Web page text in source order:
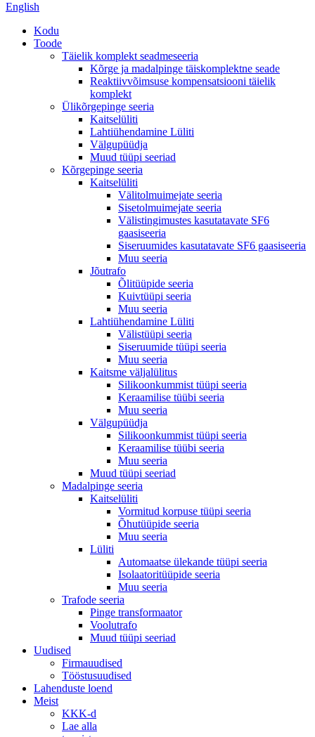
English
Kodu
Toode
Täielik komplekt seadmeseeria
Kõrge ja madalpinge täiskomplektne seade
Reaktiivvõimsuse kompensatsiooni täielik
komplekt
Ülikõrgepinge seeria
Kaitselüliti
Lahtiühendamine Lüliti
Välgupüüdja
Muud tüüpi seeriad
Kõrgepinge seeria
Kaitselüliti
Välitolmuimejate seeria
Sisetolmuimejate seeria
Välistingimustes kasutatavate SF6
gaasiseeria
Siseruumides kasutatavate SF6 gaasiseeria
Muu seeria
Jõutrafo
Õlitüüpide seeria
Kuivtüüpi seeria
Muu seeria
Lahtiühendamine Lüliti
Välistüüpi seeria
Siseruumide tüüpi seeria
Muu seeria
Kaitsme väljalülitus
Silikoonkummist tüüpi seeria
Keraamilise tüübi seeria
Muu seeria
Välgupüüdja
Silikoonkummist tüüpi seeria
Keraamilise tüübi seeria
Muu seeria
Muud tüüpi seeriad
Madalpinge seeria
Kaitselüliti
Vormitud korpuse tüüpi seeria
Õhutüüpide seeria
Muu seeria
Lüliti
Automaatse ülekande tüüpi seeria
Isolaatoritüüpide seeria
Muu seeria
Trafode seeria
Pinge transformaator
Voolutrafo
Muud tüüpi seeriad
Uudised
Firmauudised
Tööstusuudised
Lahenduste loend
Meist
KKK-d
Lae alla